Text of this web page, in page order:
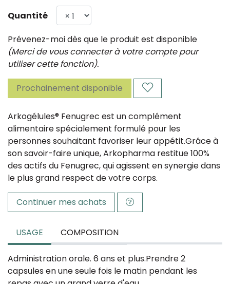
Quantité
Prévenez-moi dès que le produit est disponible
(Merci de vous connecter à votre compte pour
utiliser cette fonction).
Prochainement disponible
Arkogélules® Fenugrec est un complément
alimentaire spécialement formulé pour les
personnes souhaitant favoriser leur appétit.Grâce à
son savoir-faire unique, Arkopharma restitue 100%
des actifs du Fenugrec, qui agissent en synergie dans
le plus grand respect de votre corps.
Continuer mes achats
USAGE COMPOSITION
Administration orale. 6 ans et plus.Prendre 2
capsules en une seule fois le matin pendant les